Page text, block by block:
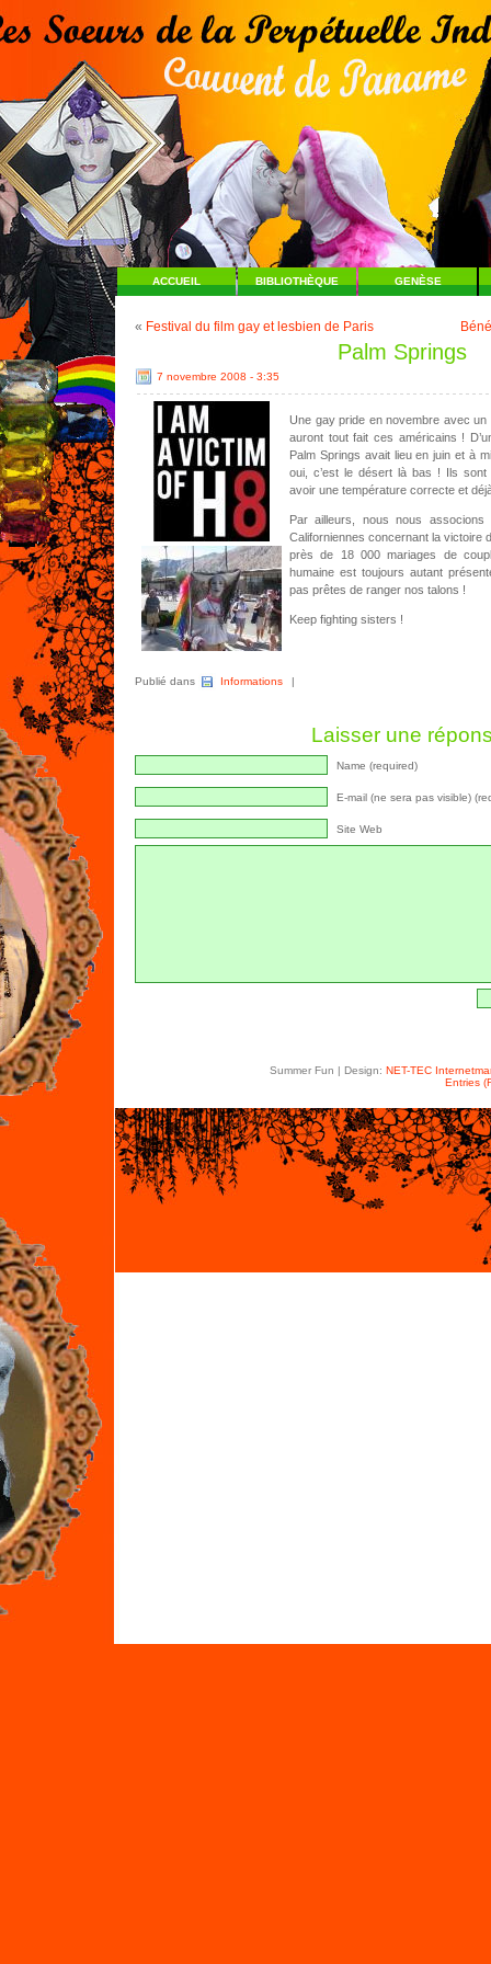
ACCUEIL BIBLIOTHÈQUE GENÈSE
« Festival du film gay et lesbien de Paris
Palm Springs
7 novembre 2008 - 3:35
Une gay pride en novembre avec
auront tout fait ces américains !
Palm Springs avait lieu en juin et à
oui, c’est le désert là bas ! Ils sont
avoir une température correcte et
Par ailleurs, nous nous
Californiennes concernant la victoire
près de 18 000 mariages de
humaine est toujours autant
pas prêtes de ranger nos talons !
Keep fighting sisters !
Publié dans Informations |
Laisser une
Name (required)
E-mail (ne sera pas visible)
Site Web
Summer Fun | Design: NET-TEC
Entries